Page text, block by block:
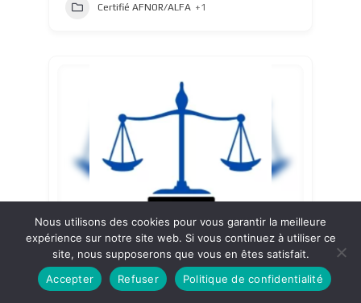
Certifié AFNOR/ALFA +1
Concept-Vérité
Eure ,Eure-et-Loir, Hauts-de-Seine ,Paris, Val-
Nous utilisons des cookies pour vous garantir la meilleure
expérience sur notre site web. Si vous continuez à utiliser ce
site, nous supposerons que vous en êtes satisfait.
Accepter
Refuser Politique de confidentialité